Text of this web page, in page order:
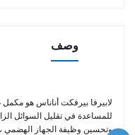
وصف
لابيرفا بيرفكت أناناس هو
للمساعدة في تقليل السوائل
وتحسين وظيفة الجهاز